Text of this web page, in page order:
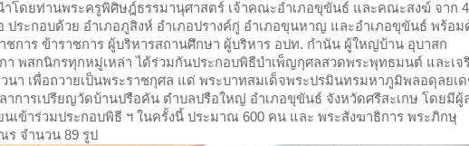
ำโดยท่านพระครูพิศิษฎ์ธรรมานุศาสตร์ เจ้าคณะอำเภอขุขันธ์ และคณะสงฆ์ จาก 4
ประกอบด้วย อำเภอภูสิงห์ อำเภอปรางค์กู่ อำเภอขุนหาญ และอำเภอขุขันธ์ พร้อม
ชการ ข้าราชการ ผู้บริหารสถานศึกษา ผู้บริหาร อปท. กำนัน ผู้ใหญ่บ้าน อุบาสก
า พสกนิกรทุกหมู่เหล่า ได้ร่วมกันประกอบพิธีบำเพ็ญกุศลสวดพระพุทธมนต์ และเจ
นา เพื่อถวายเป็นพระราชกุศล แด่ พระบาทสมเด็จพระปรมินทรมหาภูมิพลอดุลยเ
าการเปรียญวัดบ้านปรือคัน ตำบลปรือใหญ่ อำเภอขุขันธ์ จังหวัดศรีสะเกษ โดยมีผู้
นเข้าร่วมประกอบพิธี ฯ ในครั้งนี้ ประมาณ 600 คน และ พระสังฆาธิการ พระภิกษุ
ร จำนวน 89 รูป